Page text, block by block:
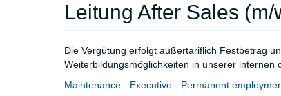
Leitung After Sales (m/
Die Vergütung erfolgt außertariflich Festbetrag
Weiterbildungsmöglichkeiten in unserer internen
Maintenance - Executive - Permanent